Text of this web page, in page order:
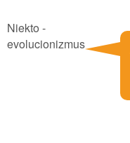
Niekto -
evolucionizmus